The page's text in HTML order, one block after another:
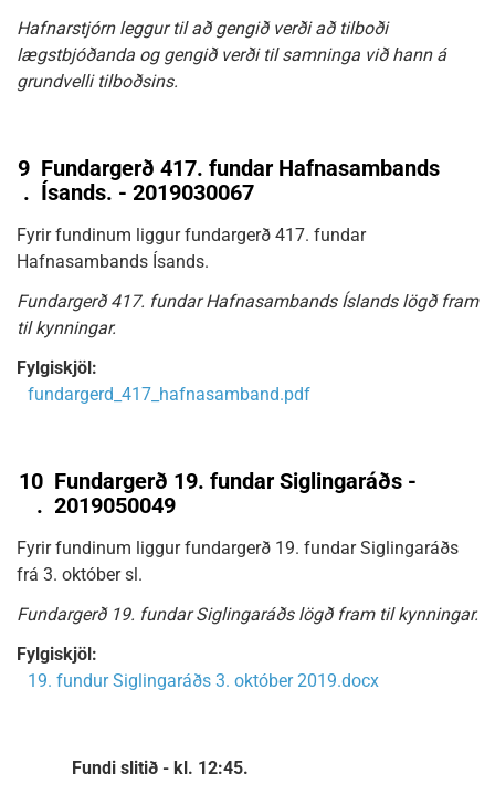
Hafnarstjórn leggur til að gengið verði að tilboði
lægstbjóðanda og gengið verði til samninga við hann á
grundvelli tilboðsins.
9
.
Fundargerð 417. fundar Hafnasambands
Ísands. - 2019030067
Fyrir fundinum liggur fundargerð 417. fundar
Hafnasambands Ísands.
Fundargerð 417. fundar Hafnasambands Íslands lögð fram
til kynningar.
Fylgiskjöl:
fundargerd_417_hafnasamband.pdf
10
.
Fundargerð 19. fundar Siglingaráðs -
2019050049
Fyrir fundinum liggur fundargerð 19. fundar Siglingaráðs
frá 3. október sl.
Fundargerð 19. fundar Siglingaráðs lögð fram til kynningar.
Fylgiskjöl:
19. fundur Siglingaráðs 3. október 2019.docx
Fundi slitið - kl. 12:45.